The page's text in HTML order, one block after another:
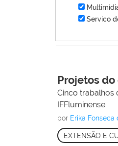
Servico
Projetos
Cinco trabalhos
IFFluminense.
por Erika Fonseca
EXTENSÃO E